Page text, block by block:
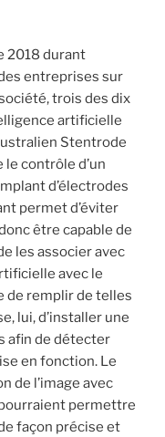
2018 durant
entreprises sur
trois des dix
artificielle
Stentrode
contrôle d’un
d’électrodes
permet d’éviter
être capable de
les associer avec
avec le
de remplir de telles
lui, d’installer une
afin de détecter
en fonction. Le
de l’image avec
permettre
façon précise et